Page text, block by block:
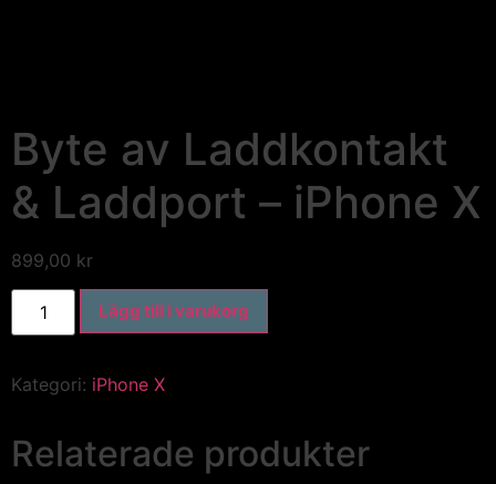
Byte av Laddkontakt
& Laddport – iPhone X
899,00 kr
Lägg till i varukorg
Kategori: iPhone X
Relaterade produkter